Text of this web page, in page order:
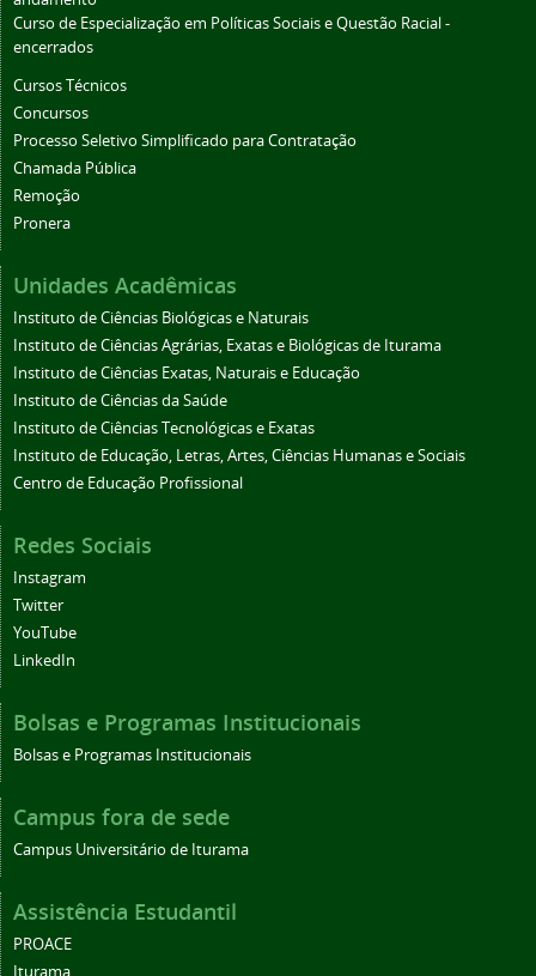
Curso de Especialização em Políticas Sociais e Questão Racial -
encerrados
Cursos Técnicos
Concursos
Processo Seletivo Simplificado para Contratação
Chamada Pública
Remoção
Pronera
Unidades Acadêmicas
Instituto de Ciências Biológicas e Naturais
Instituto de Ciências Agrárias, Exatas e Biológicas de Iturama
Instituto de Ciências Exatas, Naturais e Educação
Instituto de Ciências da Saúde
Instituto de Ciências Tecnológicas e Exatas
Instituto de Educação, Letras, Artes, Ciências Humanas e Sociais
Centro de Educação Profissional
Redes Sociais
Instagram
Twitter
YouTube
LinkedIn
Bolsas e Programas Institucionais
Bolsas e Programas Institucionais
Campus fora de sede
Campus Universitário de Iturama
Assistência Estudantil
PROACE
Iturama